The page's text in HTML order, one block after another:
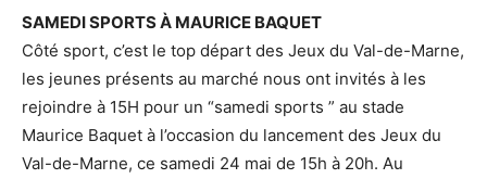
SAMEDI SPORTS À MAURICE BAQUET
Côté sport, c’est le top départ des Jeux du Val-de-Marne,
les jeunes présents au marché nous ont invités à les
rejoindre à 15H pour un “samedi sports ” au stade
Maurice Baquet à l’occasion du lancement des Jeux du
Val-de-Marne, ce samedi 24 mai de 15h à 20h. Au